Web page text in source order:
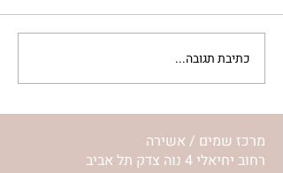
מתגעגעות לבית המפגש,
השיעור לתשעה באב | הר'
ימימה מזרחי
כתיבת תגובה...
מרכז שמים / אשירה
רחוב יחיאלי 4 נוה צדק תל אביב